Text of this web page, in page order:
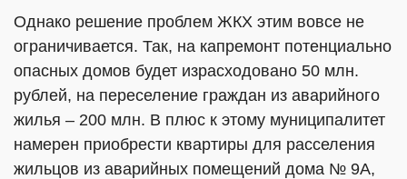
Однако решение проблем ЖКХ этим вовсе не
ограничивается. Так, на капремонт потенциально
опасных домов будет израсходовано 50 млн.
рублей, на переселение граждан из аварийного
жилья – 200 млн. В плюс к этому муниципалитет
намерен приобрести квартиры для расселения
жильцов из аварийных помещений дома № 9А,